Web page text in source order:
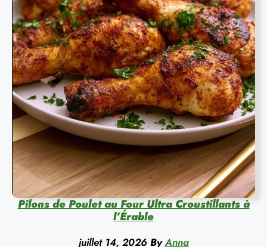
Pilons de Poulet au Four Ultra Croustillants à
l’Érable
juillet 14, 2026 By Anna